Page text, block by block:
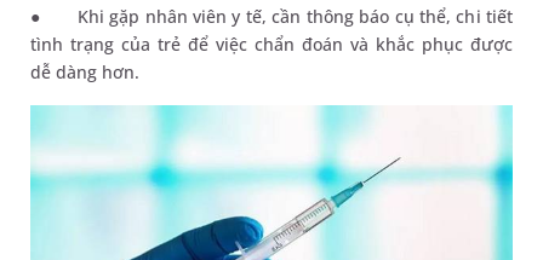
●
Khi gặp nhân viên y tế, cần thông báo cụ thể, chi tiết
tình trạng của trẻ để việc chẩn đoán và khắc phục được
dễ dàng hơn.